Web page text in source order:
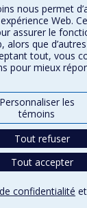
nous permet
Web.
assurer le
alors que
tout, vous
pour mieux
Personnaliser les
témoins
Tout refuser
Tout accepter
confidentialité